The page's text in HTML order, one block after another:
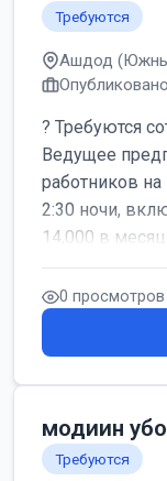
Требуются
Ашдод
? Требуются
Ведущее
работников
2:30 ночи,
14,000 в месяц!
0 просмотров
модиин
Требуются